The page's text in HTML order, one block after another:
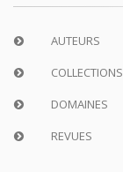
AUTEURS
COLLECTIONS
DOMAINES
REVUES